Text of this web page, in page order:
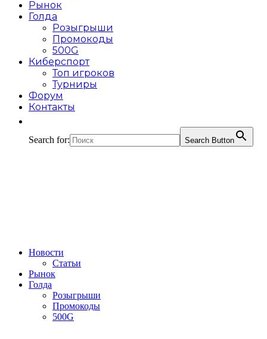
Рынок
Голда
Розыгрыши
Промокоды
500G
Киберспорт
Топ игроков
Турниры
Форум
Контакты
Search for: Search Button
Новости
Статьи
Рынок
Голда
Розыгрыши
Промокоды
500G